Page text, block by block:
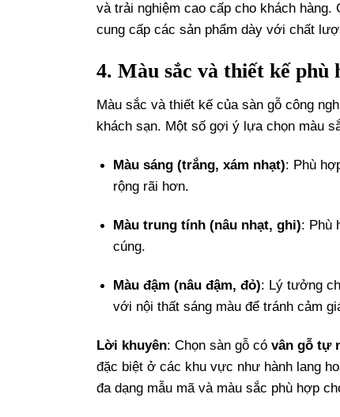
và trải nghiệm cao cấp cho khách
cung cấp các sản phẩm dày với chất
4. Màu sắc và thiết kế phù
Màu sắc và thiết kế của sàn gỗ công
khách sạn. Một số gợi ý lựa chọn màu
Màu sáng (trắng, xám nhạt): Phù
rộng rãi hơn.
Màu trung tính (nâu nhạt, ghi): Phù
cúng.
Màu đậm (nâu đậm, đỏ): Lý tưởng
với nội thất sáng màu để tránh cảm
Lời khuyên: Chọn sàn gỗ có vân gỗ tự
đặc biệt ở các khu vực như hành lang
đa dạng mẫu mã và màu sắc phù hợp